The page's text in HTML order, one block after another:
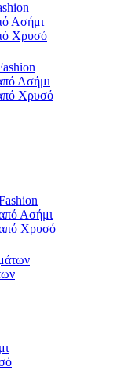
Ασήμι
Χρυσό
Ασήμι
Χρυσό
Ασήμι
από Χρυσό